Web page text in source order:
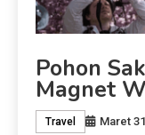
Pohon
Magnet
Travel Maret